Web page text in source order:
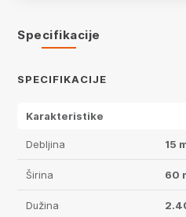
Specifikacije
SPECIFIKACIJE
Karakteristike
Debljina 15
Širina 60
Dužina